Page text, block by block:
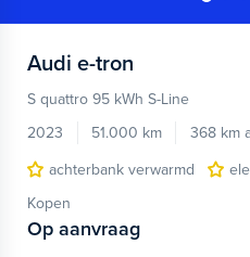
Audi e-tron
S quattro 95 kWh S-Line
2023
51.000 km 368 km
achterbank verwarmd
Kopen
Op aanvraag